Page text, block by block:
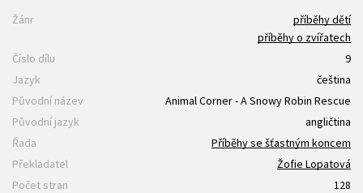
Žánr
příběhy dětí
příběhy o zvířatech
Číslo dílu
9
Jazyk
čeština
Původní název
Animal Corner - A Snowy Robin Rescue
Původní jazyk
angličtina
Řada
Příběhy se šťastným koncem
Překladatel
Žofie Lopatová
Počet stran
128